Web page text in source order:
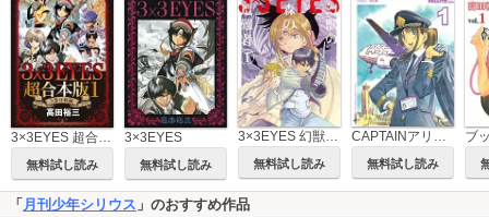
3×3EYES 超合本版
無料試し読み
3×3EYES
無料試し読み 無料試し読み 無料試し読み
「 月刊少年シリウス 」のおすすめ作品